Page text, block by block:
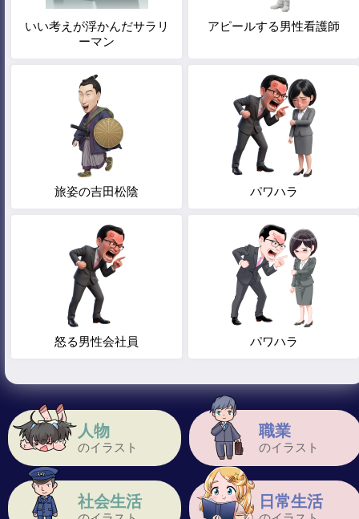
人物
のイラスト
職業
のイラスト
社会生活 日常生活
いい考えが浮かんだサラリ
ーマン
アピールする男性看護師
旅姿の吉田松陰 パワハラ
怒る男性会社員 パワハラ